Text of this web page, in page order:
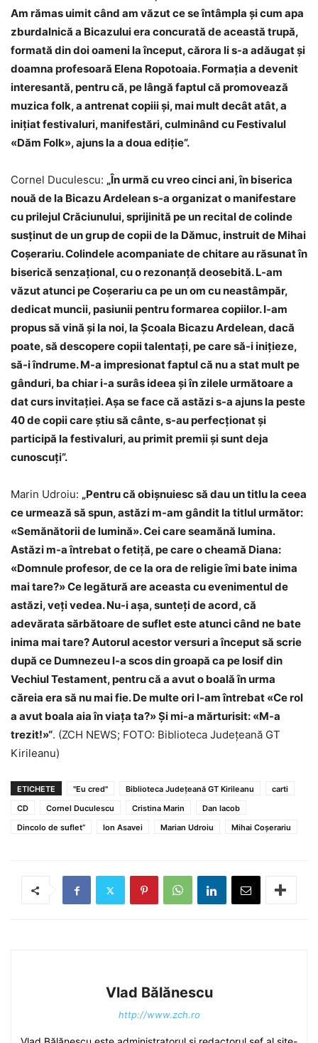
Am rămas uimit când am văzut ce se întâmpla și cum apa
zburdalnică a Bicazului era concurată de această trupă,
formată din doi oameni la început, cărora li s-a adăugat și
doamna profesoară Elena Ropotoaia. Formația a devenit
interesantă, pentru că, pe lângă faptul că promovează
muzica folk, a antrenat copiii și, mai mult decât atât, a
inițiat festivaluri, manifestări, culminând cu Festivalul
«Dăm Folk», ajuns la a doua ediție”.
Cornel Duculescu: „În urmă cu vreo cinci ani, în biserica
nouă de la Bicazu Ardelean s-a organizat o manifestare
cu prilejul Crăciunului, sprijinită pe un recital de colinde
susținut de un grup de copii de la Dămuc, instruit de Mihai
Coșerariu. Colindele acompaniate de chitare au răsunat în
biserică senzațional, cu o rezonanță deosebită. L-am
văzut atunci pe Coșerariu ca pe un om cu neastâmpăr,
dedicat muncii, pasiunii pentru formarea copiilor. I-am
propus să vină și la noi, la Școala Bicazu Ardelean, dacă
poate, să descopere copii talentați, pe care să-i inițieze,
să-i îndrume. M-a impresionat faptul că nu a stat mult pe
gânduri, ba chiar i-a surâs ideea și în zilele următoare a
dat curs invitației. Așa se face că astăzi s-a ajuns la peste
40 de copii care știu să cânte, s-au perfecționat și
participă la festivaluri, au primit premii și sunt deja
cunoscuți”.
Marin Udroiu: „Pentru că obișnuiesc să dau un titlu la ceea
ce urmează să spun, astăzi m-am gândit la titlul următor:
«Semănătorii de lumină». Cei care seamănă lumina.
Astăzi m-a întrebat o fetiță, pe care o cheamă Diana:
«Domnule profesor, de ce la ora de religie îmi bate inima
mai tare?» Ce legătură are aceasta cu evenimentul de
astăzi, veți vedea. Nu-i așa, sunteți de acord, că
adevărata sărbătoare de suflet este atunci când ne bate
inima mai tare? Autorul acestor versuri a început să scrie
după ce Dumnezeu l-a scos din groapă ca pe Iosif din
Vechiul Testament, pentru că a avut o boală în urma
căreia era să nu mai fie. De multe ori l-am întrebat «Ce rol
a avut boala aia în viața ta?» Și mi-a mărturisit: «M-a
trezit!»“. (ZCH NEWS; FOTO: Biblioteca Judeţeană GT
Kirileanu)
ETICHETE "Eu cred" Biblioteca Judeţeană GT Kirileanu
carti
CD
Cornel Duculescu Cristina Marin
Dan Iacob
Dincolo de suflet”
Ion Asavei Marian Udroiu Mihai Coşerariu
Vlad Bălănescu
http://www.zch.ro